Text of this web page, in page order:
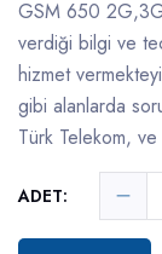
GSM 650
verdiği bilgi ve
hizmet
gibi alanlarda
Türk Telekom,
ADET: